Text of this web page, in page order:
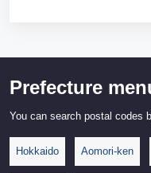
Prefecture
You can search postal codes
Hokkaido Aomori-ken